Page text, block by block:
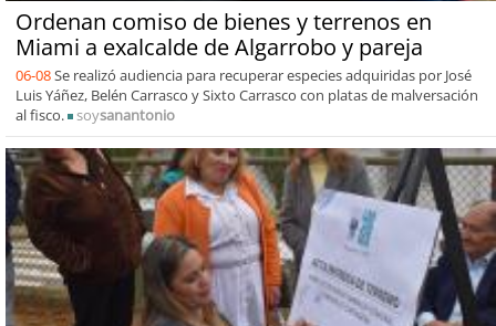
Ordenan comiso de bienes y terrenos en
Miami a exalcalde de Algarrobo y pareja
06-08Se realizó audiencia para recuperar especies adquiridas por José
Luis Yáñez, Belén Carrasco y Sixto Carrasco con platas de malversación
al fisco.
soysanantonio